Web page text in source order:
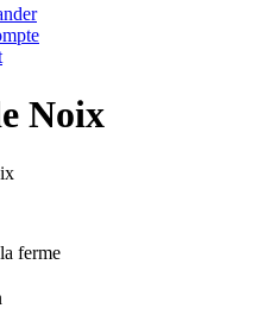
Noix
ferme